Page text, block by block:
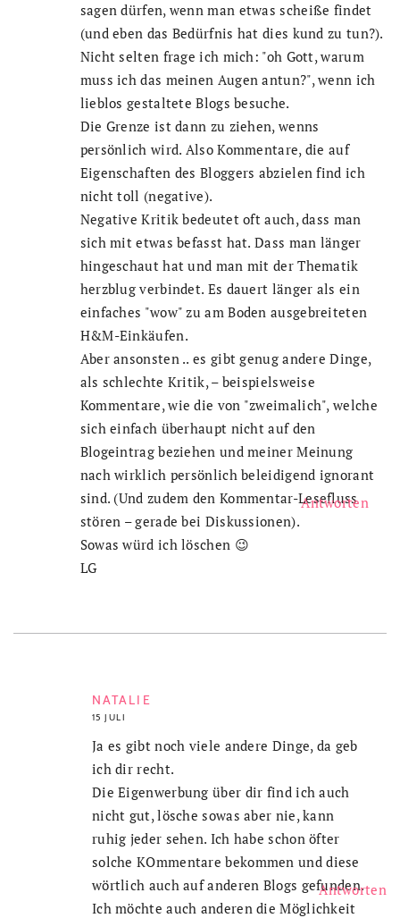
sagen dürfen, wenn man etwas scheiße findet
(und eben das Bedürfnis hat dies kund zu tun?).
Nicht selten frage ich mich: "oh Gott, warum
muss ich das meinen Augen antun?", wenn ich
lieblos gestaltete Blogs besuche.
Die Grenze ist dann zu ziehen, wenns
persönlich wird. Also Kommentare, die auf
Eigenschaften des Bloggers abzielen find ich
nicht toll (negative).
Negative Kritik bedeutet oft auch, dass man
sich mit etwas befasst hat. Dass man länger
hingeschaut hat und man mit der Thematik
herzblug verbindet. Es dauert länger als ein
einfaches "wow" zu am Boden ausgebreiteten
H&M-Einkäufen.
Aber ansonsten .. es gibt genug andere Dinge,
als schlechte Kritik, – beispielsweise
Kommentare, wie die von "zweimalich", welche
sich einfach überhaupt nicht auf den
Blogeintrag beziehen und meiner Meinung
nach wirklich persönlich beleidigend ignorant
sind. (Und zudem den Kommentar-Lesefluss
stören – gerade bei Diskussionen).
Sowas würd ich löschen 😉
LG
NATALIE
15 JULI
Antworten
Ja es gibt noch viele andere Dinge, da geb
ich dir recht.
Die Eigenwerbung über dir find ich auch
nicht gut, lösche sowas aber nie, kann
ruhig jeder sehen. Ich habe schon öfter
solche KOmmentare bekommen und diese
wörtlich auch auf anderen Blogs gefunden.
Ich möchte auch anderen die Möglichkeit
Antworten